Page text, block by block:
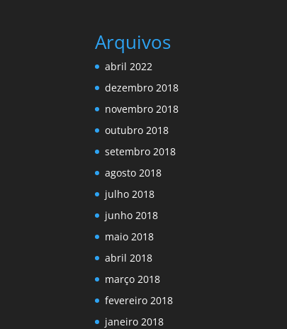
Arquivos
abril 2022
dezembro 2018
novembro 2018
outubro 2018
setembro 2018
agosto 2018
julho 2018
junho 2018
maio 2018
abril 2018
março 2018
fevereiro 2018
janeiro 2018